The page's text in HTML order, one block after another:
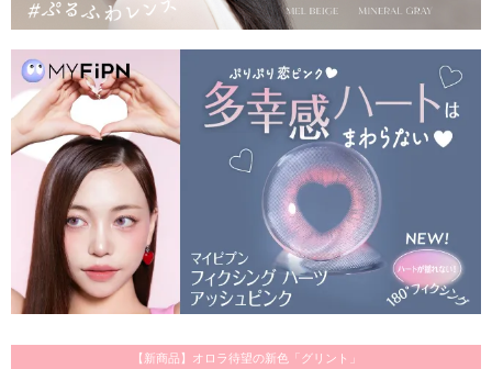
【新商品】オロラ待望の新色「グリント」